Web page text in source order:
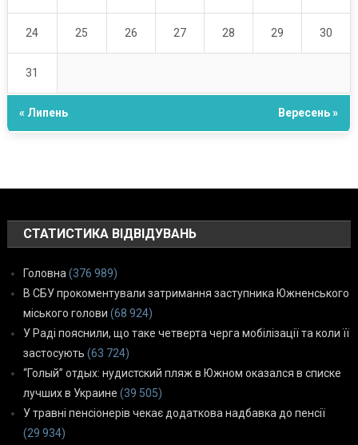
24 25 26 27 28 29 30
31
« Липень Вересень »
СТАТИСТИКА ВІДВІДУВАНЬ
Головна (376 989)
В СБУ прокоментували затримання заступника Южненського
міського голови (68 924)
У Раді пояснили, що таке четверта черга мобілізації та коли її
застосують (63 724)
“Голый” отдых: нудистский пляж в Южном оказался в списке
лучших в Украине (39 505)
У травні пенсіонерів чекає додаткова надбавка до пенсії
(29 934)